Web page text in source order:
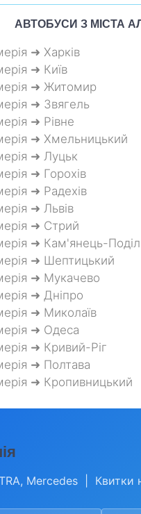
АВТОБУСИ З МІСТА
➜ Харків
➜ Київ
➜ Житомир
➜ Звягель
➜ Рівне
➜ Хмельницький
➜ Луцьк
➜ Горохів
➜ Радехів
➜ Львів
➜ Стрий
➜ Кам'янець-
➜ Шептицький
➜ Мукачево
➜ Дніпро
➜ Миколаїв
➜ Одеса
➜ Кривий-Ріг
➜ Полтава
➜ Кропивницький
Mercedes | Квитки